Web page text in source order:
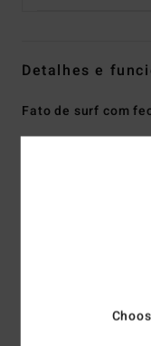
Detalhes e
Fato de surf com
EstiloABYW100202
Exterior
Espuma de
parcialmente